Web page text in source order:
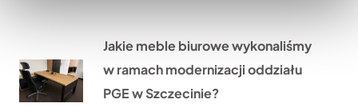
Jakie meble biurowe wykonaliśmy
w ramach modernizacji oddziału
PGE w Szczecinie?